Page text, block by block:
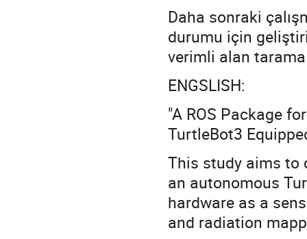
Daha sonraki
durumu için
verimli alan
ENGSLISH:
"A ROS Package
TurtleBot3
This study aims to
an autonomous
hardware as a
and radiation